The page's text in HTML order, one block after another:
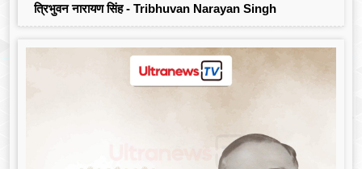
त्रिभुवन नारायण सिंह - Tribhuvan Narayan Singh